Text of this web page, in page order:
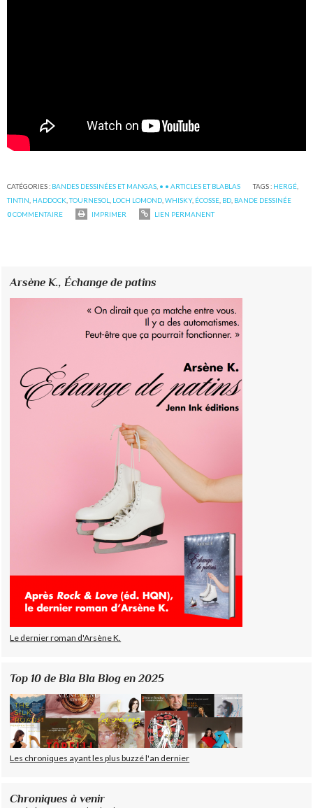
CATÉGORIES : BANDES DESSINÉES ET MANGAS • • ARTICLES ET BLABLAS TAGS : HERGÉ
TINTIN HADDOCK ,TOURNESOL LOCH LOMOND ,WHISKY, ÉCOSSE BD BANDE DESSINÉE
0COMMENTAIRE IMPRIMER LIEN PERMANENT
Arsène K.,Échange de patins
Le dernier roman d'Arsène K.
Top 10 de Bla Bla Blog en 2025
Les chroniques ayant les plus buzzé l'an dernier
Chroniques à venir